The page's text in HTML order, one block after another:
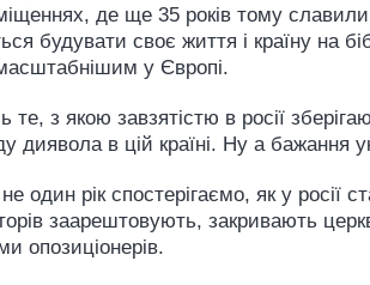
де ще 35 років тому славили
будувати своє життя і країну на
у Європі.
те, з якою завзятістю в росії
диявола в цій країні. Ну а бажання
один рік спостерігаємо, як у росії
заарештовують, закривають
опозиціонерів.